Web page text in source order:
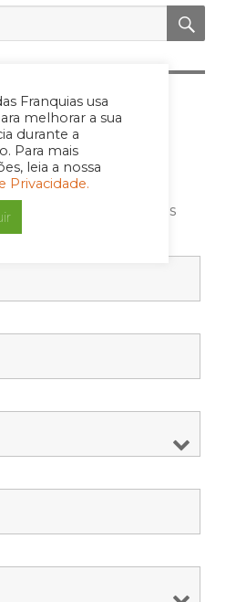
Franquias usa
melhorar a sua
durante a
Para mais
leia a nossa
Privacidade.
para a
<span class="ninja-
span> são requeridos